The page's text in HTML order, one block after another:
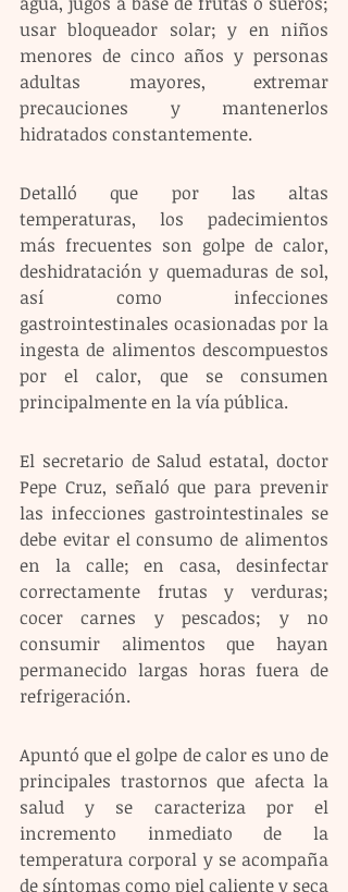
usar bloqueador solar; y en niños
menores de cinco años y personas
adultas mayores, extremar
precauciones y mantenerlos
hidratados constantemente.
Detalló que por las altas
temperaturas, los padecimientos
más frecuentes son golpe de calor,
deshidratación y quemaduras de sol,
así como infecciones
gastrointestinales ocasionadas por la
ingesta de alimentos descompuestos
por el calor, que se consumen
principalmente en la vía pública.
El secretario de Salud estatal, doctor
Pepe Cruz, señaló que para prevenir
las infecciones gastrointestinales se
debe evitar el consumo de alimentos
en la calle; en casa, desinfectar
correctamente frutas y verduras;
cocer carnes y pescados; y no
consumir alimentos que hayan
permanecido largas horas fuera de
refrigeración.
Apuntó que el golpe de calor es uno de
principales trastornos que afecta la
salud y se caracteriza por el
incremento inmediato de la
temperatura corporal y se acompaña
de síntomas como piel caliente y seca